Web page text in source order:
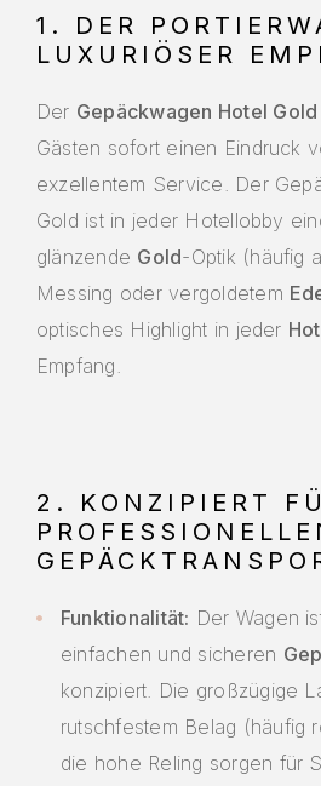
1. DER
LUXURIÖSER
Der Gepäckwagen Hotel Gold
Gästen sofort einen Eindruck
exzellentem Service. Der
Gold ist in jeder Hotellobby
glänzende Gold-Optik (häufig
Messing oder vergoldetem
optisches Highlight in jeder
Empfang.
2. KONZIPIERT
Funktionalität: Der Wagen
einfachen und sicheren
konzipiert. Die großzügige
rutschfestem Belag (häufig
die hohe Reling sorgen für